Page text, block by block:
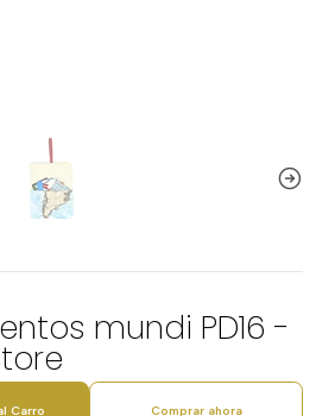
mundi PD16 -
Carro Comprar ahora